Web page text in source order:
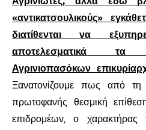
«αντικατσουλικούς»
διατίθενται να
αποτελεσματικά
Αγρινιοπασόκων
Ξανατονίζουμε πως από
πρωτοφανής θεσμική
επιδρομέων, ο χαρακτήρας